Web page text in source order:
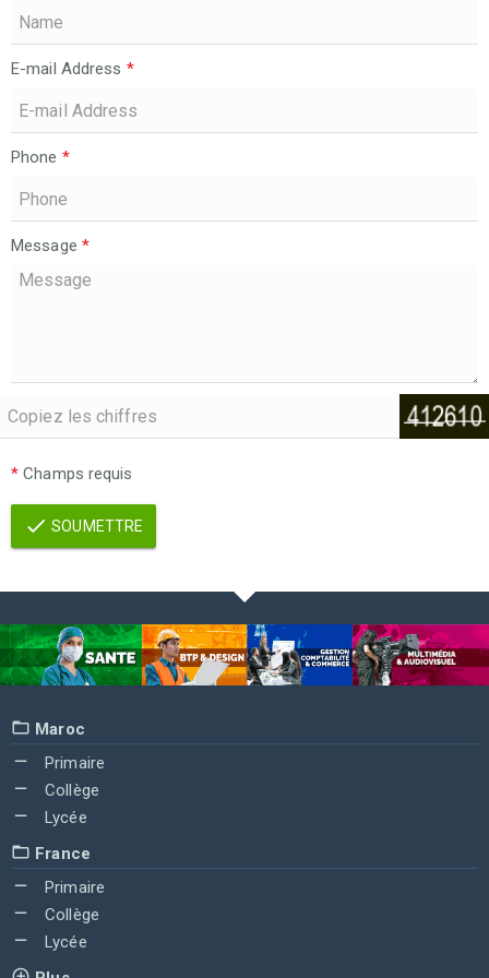
E-mail Address *
Phone *
Message *
* Champs requis
SOUMETTRE
Maroc
Primaire
Collège
Lycée
France
Primaire
Collège
Lycée